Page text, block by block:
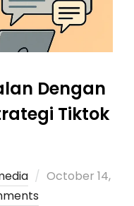
Dengan
Tiktok
October 14,